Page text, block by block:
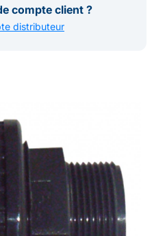
compte client ?
distributeur